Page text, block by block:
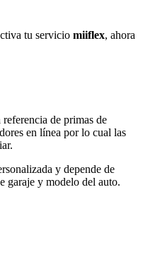
tu servicio miiflex, ahora
de primas de
en línea por lo cual las
y depende de
garaje y modelo del auto.